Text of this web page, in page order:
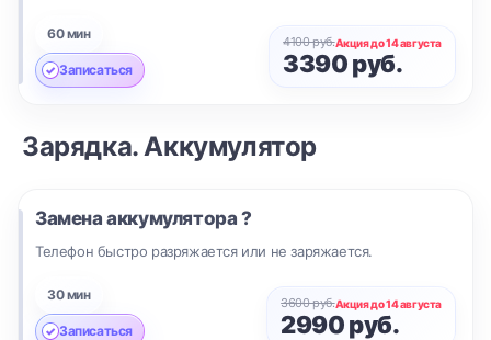
60 мин
Записаться
4100 руб.Акция до 14 августа
3390 руб.
Зарядка. Аккумулятор
Замена аккумулятора ?
Телефон быстро разряжается или не заряжается.
30 мин
Записаться
3600 руб.Акция до 14 августа
2990 руб.